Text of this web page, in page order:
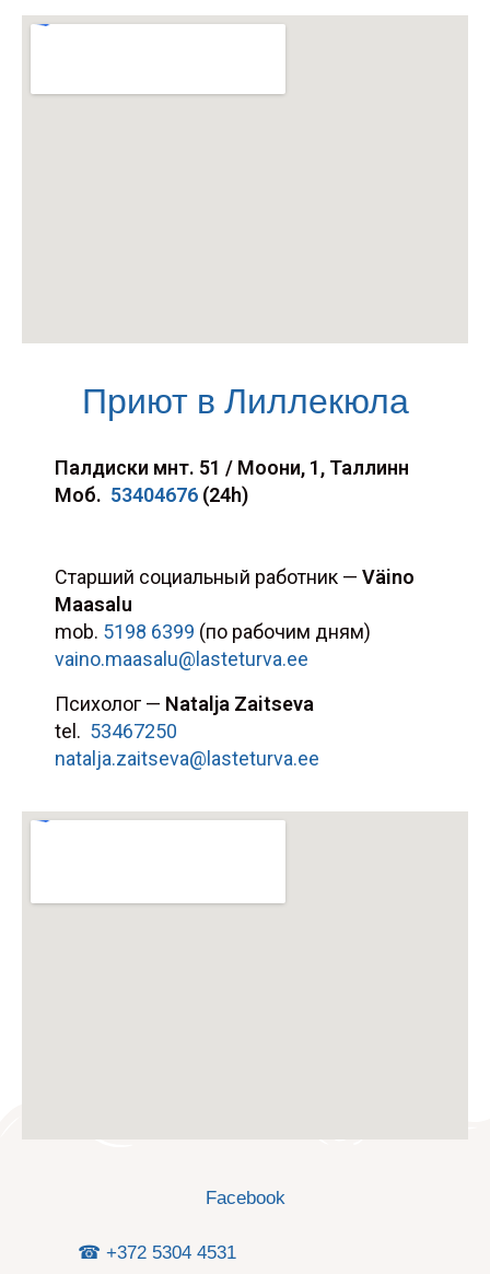
Приют в Лиллекюла
Палдиски мнт. 51 / Моони, 1, Таллинн
Моб. 53404676 (24h)
Старший социальный работник — Väino
Maasalu
mob. 5198 6399 (по рабочим дням)
vaino.maasalu@lasteturva.ee
Психолог — Natalja Zaitseva
tel . 53467250
natalja.zaitseva@lasteturva.ee
Facebook
☎ +372 5304 4531